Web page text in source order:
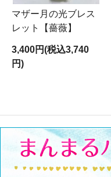
マザー月の光ブレス
レット【薔薇】
3,400円(税込3,740
円)